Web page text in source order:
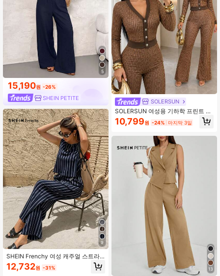
5
15,190원 -26%
SHEIN PETITE
9
SHEIN Frenchy 여성 캐주얼 스트라
이프 탱크 탑 및 스트레이트 레그 팬츠
2피스 세트, 여름
12,732원 -31%
SOLERSUN
SOLERSUN 여성용 기하학 프린트 빈
티지 브이넥 버튼업 크롭 탑 & 하이웨
스트 플레어 팬츠 코디 세트
10,799원 -24% 마지막 3일
13